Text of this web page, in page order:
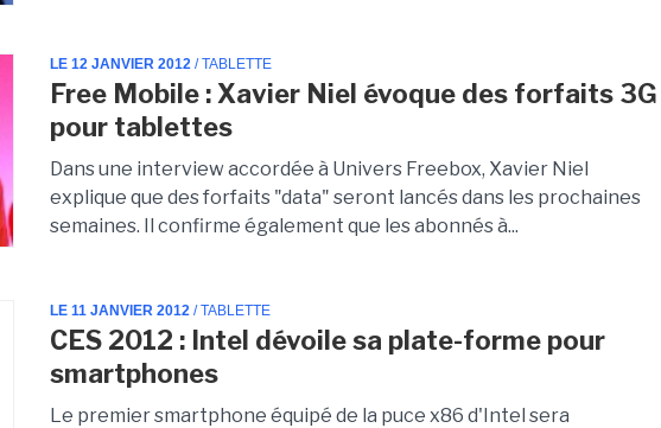
LE 12 JANVIER 2012 / TABLETTE
Free Mobile : Xavier Niel évoque des forfaits 3G
pour tablettes
Dans une interview accordée à Univers Freebox, Xavier Niel
explique que des forfaits "data" seront lancés dans les prochaines
semaines. Il confirme également que les abonnés à...
LE 11 JANVIER 2012 / TABLETTE
CES 2012 : Intel dévoile sa plate-forme pour
smartphones
Le premier smartphone équipé de la puce x86 d'Intel sera